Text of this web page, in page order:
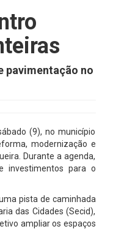
pavimentação no
(9), no município
modernização e
Durante a agenda,
investimentos para o
pista de caminhada
das Cidades (Secid),
ampliar os espaços